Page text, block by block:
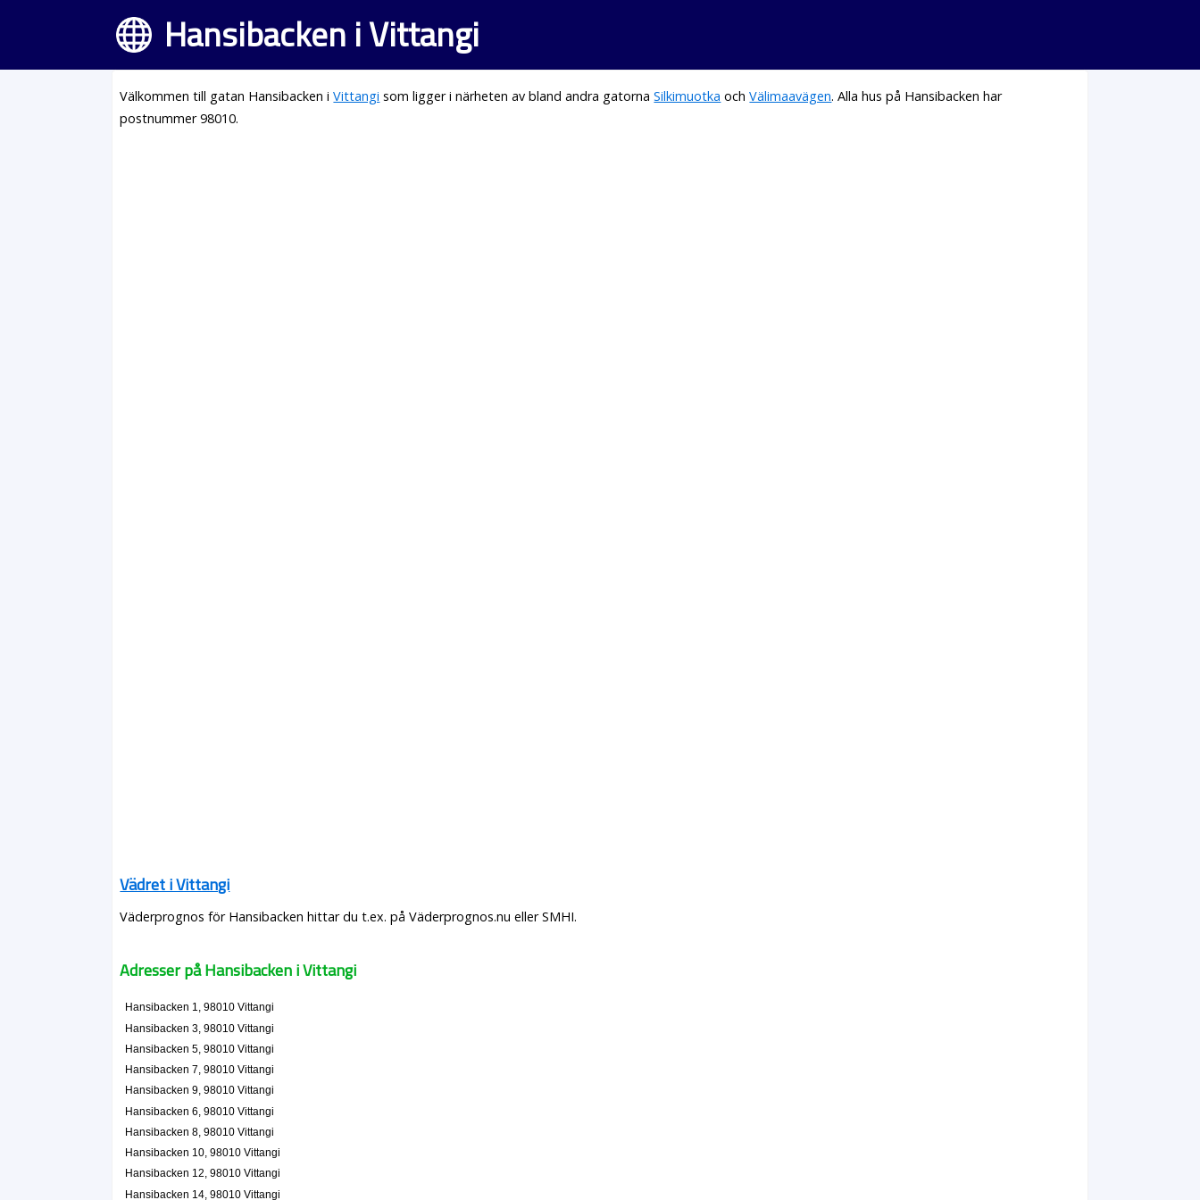
Hansibacken i Vittangi
Välkommen till gatan Hansibacken iVittangi som ligger i närheten av bland andra gatornaSilkimuotka ochVälimaavägen. Alla hus på Hansibacken har
postnummer 98010.
Vädret i Vittangi
Väderprognos för Hansibacken hittar du t.ex. på Väderprognos.nu eller SMHI.
Adresser på Hansibacken i Vittangi
Hansibacken 1, 98010 Vittangi
Hansibacken 3, 98010 Vittangi
Hansibacken 5, 98010 Vittangi
Hansibacken 7, 98010 Vittangi
Hansibacken 9, 98010 Vittangi
Hansibacken 6, 98010 Vittangi
Hansibacken 8, 98010 Vittangi
Hansibacken 10, 98010 Vittangi
Hansibacken 12, 98010 Vittangi
Hansibacken 14, 98010 Vittangi